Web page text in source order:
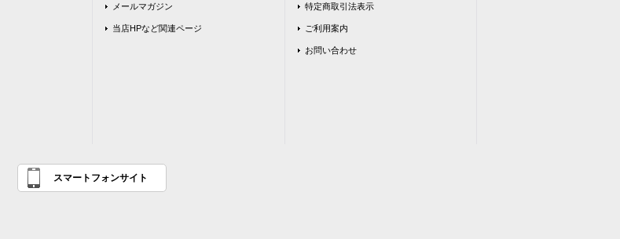
メールマガジン
当店HPなど関連ページ
特定商取引法表示
ご利用案内
お問い合わせ
スマートフォンサイト